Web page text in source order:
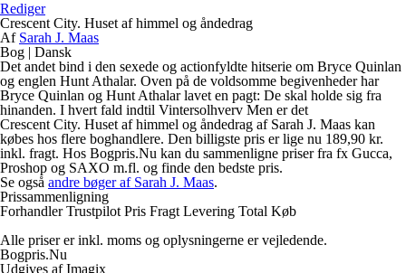
Rediger
Crescent City. Huset af himmel og åndedrag
Af Sarah J. Maas
Bog | Dansk
Det andet bind i den sexede og actionfyldte hitserie om Bryce Quinlan
og englen Hunt Athalar. Oven på de voldsomme begivenheder har
Bryce Quinlan og Hunt Athalar lavet en pagt: De skal holde sig fra
hinanden. I hvert fald indtil Vintersolhverv Men er det
Crescent City. Huset af himmel og åndedrag af Sarah J. Maas kan
købes hos flere boghandlere. Den billigste pris er lige nu 189,90 kr.
inkl. fragt. Hos Bogpris.Nu kan du sammenligne priser fra fx Gucca,
Proshop og SAXO m.fl. og finde den bedste pris.
Se også andre bøger af Sarah J. Maas.
Prissammenligning
Forhandler Trustpilot Pris Fragt Levering Total Køb
Alle priser er inkl. moms og oplysningerne er vejledende.
Bogpris.Nu
Udgives af Imagix